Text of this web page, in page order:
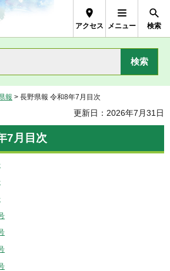
Nagano Prefecture
アクセス メニュー 検索
報 > 長野県報 令和8年7月目次
更新日：2026年7月31日
7月目次